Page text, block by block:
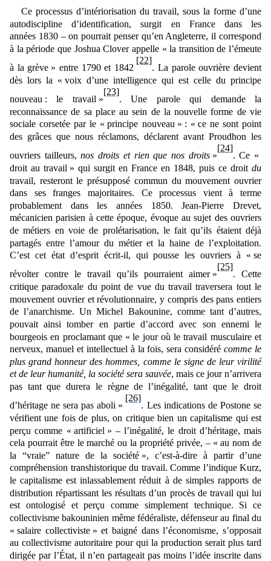
Ce processus d’intériorisation du travail, sous la forme d’une
autodiscipline d’identification, surgit en France dans les
années 1830 – on pourrait penser qu’en Angleterre, il correspond
à la période que Joshua Clover appelle « la transition de l’émeute
à la grève » entre 1790 et 1842
[22]
. La parole ouvrièredevient
dès lors la « voix d’une intelligence qui est celle du principe
nouveau : le travail »
[23]
. Une parole qui demande la
reconnaissance de sa place au sein de la nouvelle forme de vie
sociale corsetée par le « principe nouveau » : « ce ne sont point
des grâces que nous réclamons, déclarent avant Proudhon les
ouvriers tailleurs,nos droits et rien que nos droits »
[24]
. Ce «
droit au travail » qui surgit en France en 1848, puis ce droit du
travail, resteront le présupposé commun du mouvement ouvrier
dans ses franges majoritaires. Ce processus vient à terme
probablement dans les années 1850. Jean-Pierre Drevet,
mécanicien parisien à cette époque, évoque au sujet des ouvriers
de métiers en voie de prolétarisation, le fait qu’ils étaientdéjà
partagés entre l’amour du métier et la haine de l’exploitation.
C’est cet état d’esprit écrit-il, qui pousse les ouvriers à « se
révolter contre le travail qu’ils pourraient aimer »
[25]
. Cette
critique paradoxale du point de vue du travail traversera tout le
mouvement ouvrier et révolutionnaire, y compris des pans entiers
de l’anarchisme. Un Michel Bakounine, comme tant d’autres,
pouvaitainsi tomber en partie d’accord avec son ennemi le
bourgeois en proclamant que « le jour où le travail musculaire et
nerveux, manuel et intellectuel à la fois, sera considérécomme le
plus grand honneur des hommes, comme le signe de leur virilité
et de leur humanité, la société sera sauvée, mais ce jour n’arrivera
pas tant que durera le règne de l’inégalité, tant que le droit
d’héritage ne sera pas aboli »
[26]
. Les indications de Postone se
vérifient une fois de plus, on critique bien un capitalisme qui est
perçu comme « artificiel » – l’inégalité, le droit d’héritage, mais
cela pourrait être le marché ou la propriété privée, ‒ « au nom de
la “vraie” nature de la société », c’est-à-dire à partir d’une
compréhension transhistorique du travail. Comme l’indique Kurz,
le capitalisme est inlassablement réduit à de simples rapports de
distribution répartissant les résultats d’un procès de travail qui lui
est ontologisé et perçu comme simplement technique. Si ce
collectivisme bakouninien même fédéraliste, défenseur au final du
« salaire collectiviste » et baigné dans l’économisme, s’opposait
au collectivisme autoritaire pour qui la production serait plus tard
dirigée par l’État, il n’en partageait pas moins l’idée inscrite dans